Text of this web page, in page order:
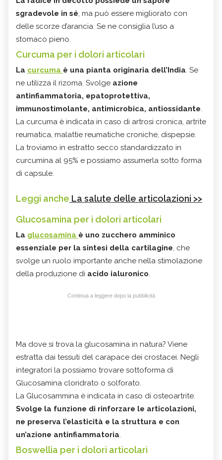
sgradevole in sé, ma può essere migliorato con
delle scorze d’arancia. Se ne consiglia l’uso a
stomaco pieno.
Curcuma per i dolori articolari
La curcuma è una pianta originaria dell’India. Se
ne utilizza il rizoma. Svolge azione
antinfiammatoria, epatoprotettiva,
immunostimolante, antimicrobica, antiossidante.
La curcuma è indicata in caso di artrosi cronica, artrite
reumatica, malattie reumatiche croniche, dispepsie.
La troviamo in estratto secco standardizzato in
curcumina al 95% e possiamo assumerla sotto forma
di capsule.
Leggi anche La salute delle articolazioni >>
Glucosamina per i dolori articolari
La glucosamina è uno zucchero amminico
essenziale per la sintesi della cartilagine, che
svolge un ruolo importante anche nella stimolazione
della produzione di acido ialuronico.
Continua a leggere dopo la pubblicità
Ma dove si trova la glucosamina in natura? Viene
estratta dai tessuti del carapace dei crostacei. Negli
integratori la possiamo trovare sottoforma di
Glucosamina cloridrato o solforato.
La Glucosammina è indicata in caso di osteoartrite.
Svolge la funzione di rinforzare le articolazioni,
ne preserva l’elasticità e la struttura e con
un’azione antinfiammatoria.
Boswellia per i dolori articolari